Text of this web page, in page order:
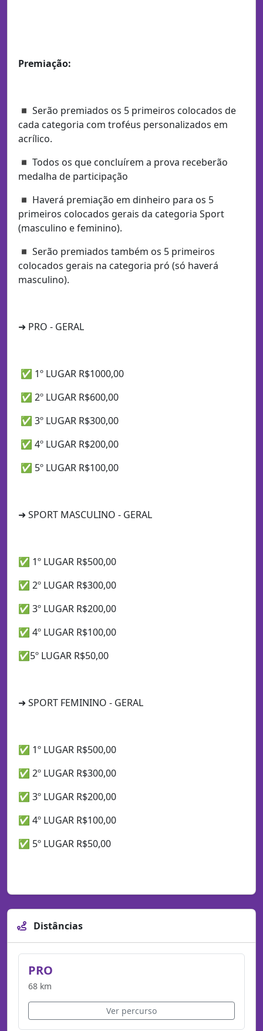
Premiação:
◾ Serão premiados os 5 primeiros colocados de
cada categoria com troféus personalizados em
acrílico.
◾ Todos os que concluírem a prova receberão
medalha de participação
◾ Haverá premiação em dinheiro para os 5
primeiros colocados gerais da categoria Sport
(masculino e feminino).
◾ Serão premiados também os 5 primeiros
colocados gerais na categoria pró (só haverá
masculino).
➜ PRO - GERAL
✅ 1º LUGAR R$1000,00
✅ 2º LUGAR R$600,00
✅ 3º LUGAR R$300,00
✅ 4º LUGAR R$200,00
✅ 5º LUGAR R$100,00
➜ SPORT MASCULINO - GERAL
✅ 1º LUGAR R$500,00
✅ 2º LUGAR R$300,00
✅ 3º LUGAR R$200,00
✅ 4º LUGAR R$100,00
✅5º LUGAR R$50,00
➜ SPORT FEMININO - GERAL
✅ 1º LUGAR R$500,00
✅ 2º LUGAR R$300,00
✅ 3º LUGAR R$200,00
✅ 4º LUGAR R$100,00
✅ 5º LUGAR R$50,00
Distâncias
PRO
68 km
Ver percurso